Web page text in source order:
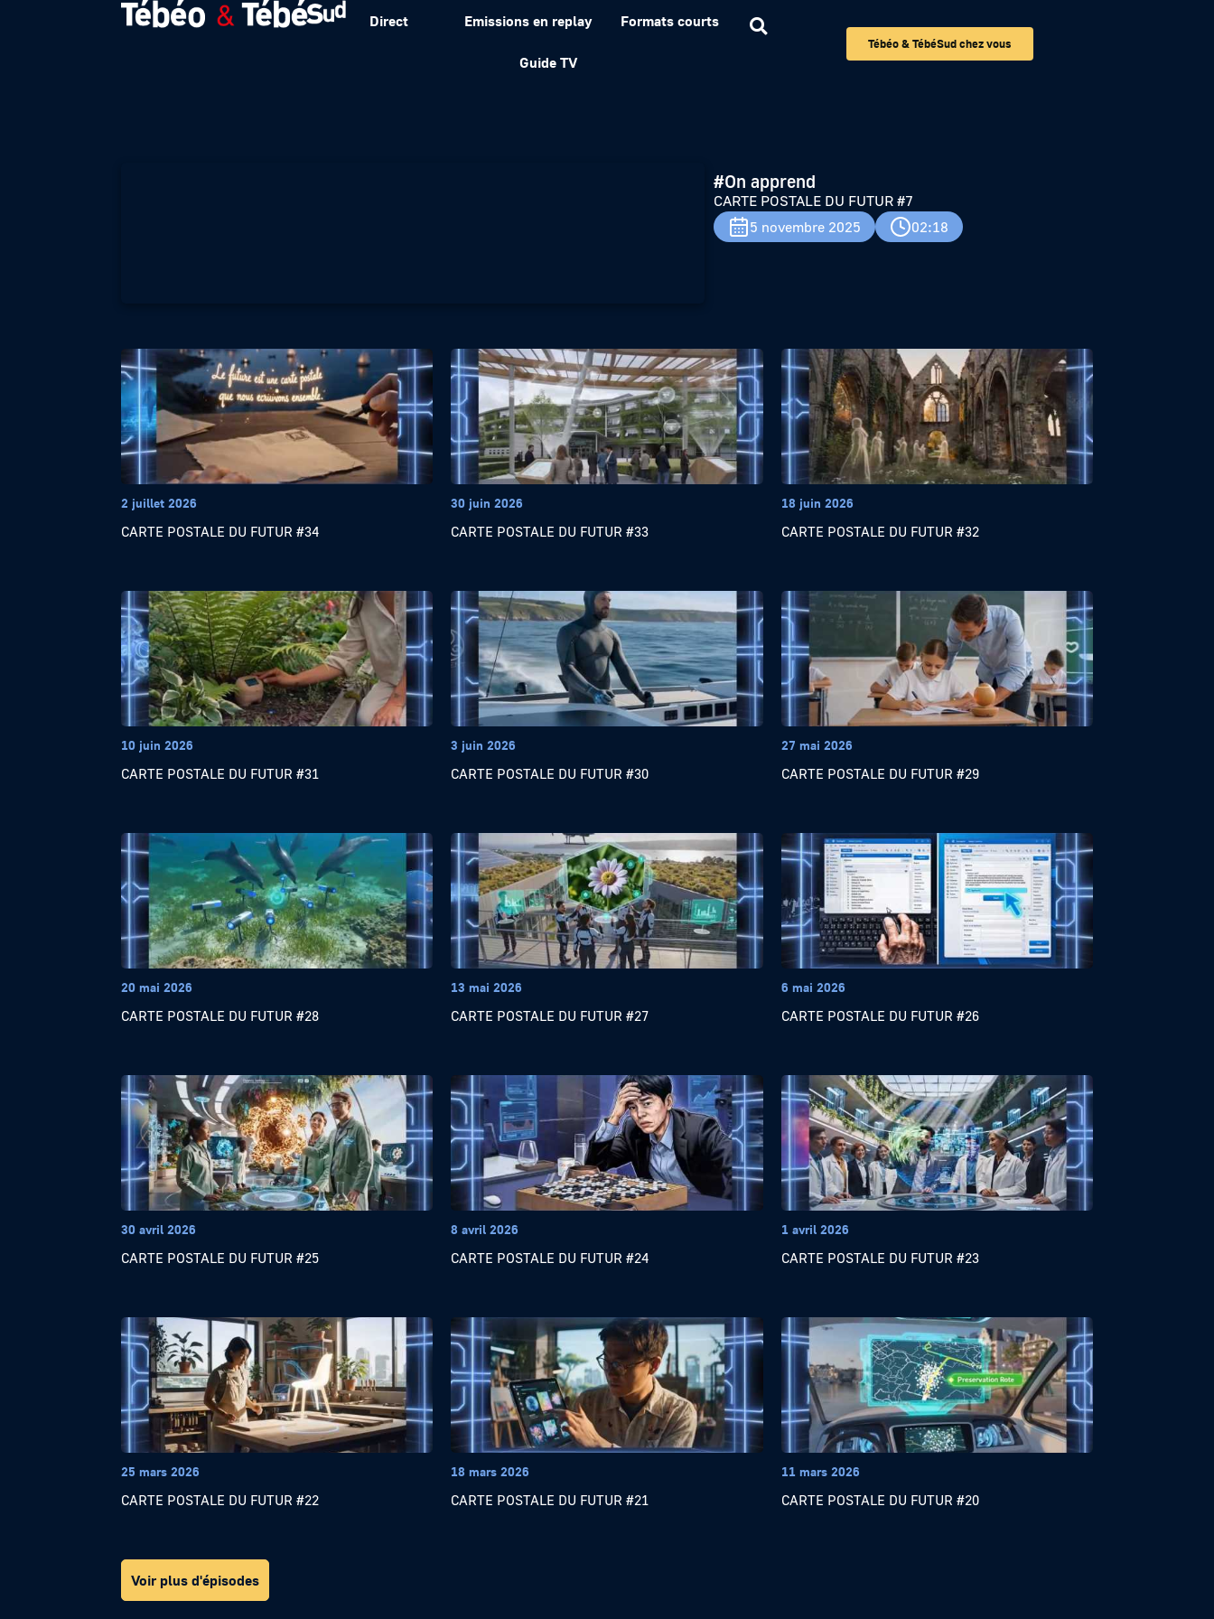
Direct Emissions en replay Formats courts
Guide TV
Tébéo & TébéSud chez vous
CARTE POSTALE DU FUTUR #7
#On apprend
CARTE POSTALE DU FUTUR #7
5 novembre 2025
02:18
2 juillet 2026
CARTE POSTALE DU FUTUR #34
30 juin 2026
CARTE POSTALE DU FUTUR #33
18 juin 2026
CARTE POSTALE DU FUTUR #32
10 juin 2026
CARTE POSTALE DU FUTUR #31
3 juin 2026
CARTE POSTALE DU FUTUR #30
27 mai 2026
CARTE POSTALE DU FUTUR #29
20 mai 2026
CARTE POSTALE DU FUTUR #28
13 mai 2026
CARTE POSTALE DU FUTUR #27
6 mai 2026
CARTE POSTALE DU FUTUR #26
30 avril 2026
CARTE POSTALE DU FUTUR #25
8 avril 2026
CARTE POSTALE DU FUTUR #24
1 avril 2026
CARTE POSTALE DU FUTUR #23
25 mars 2026
CARTE POSTALE DU FUTUR #22
18 mars 2026
CARTE POSTALE DU FUTUR #21
11 mars 2026
CARTE POSTALE DU FUTUR #20
Voir plus d'épisodes